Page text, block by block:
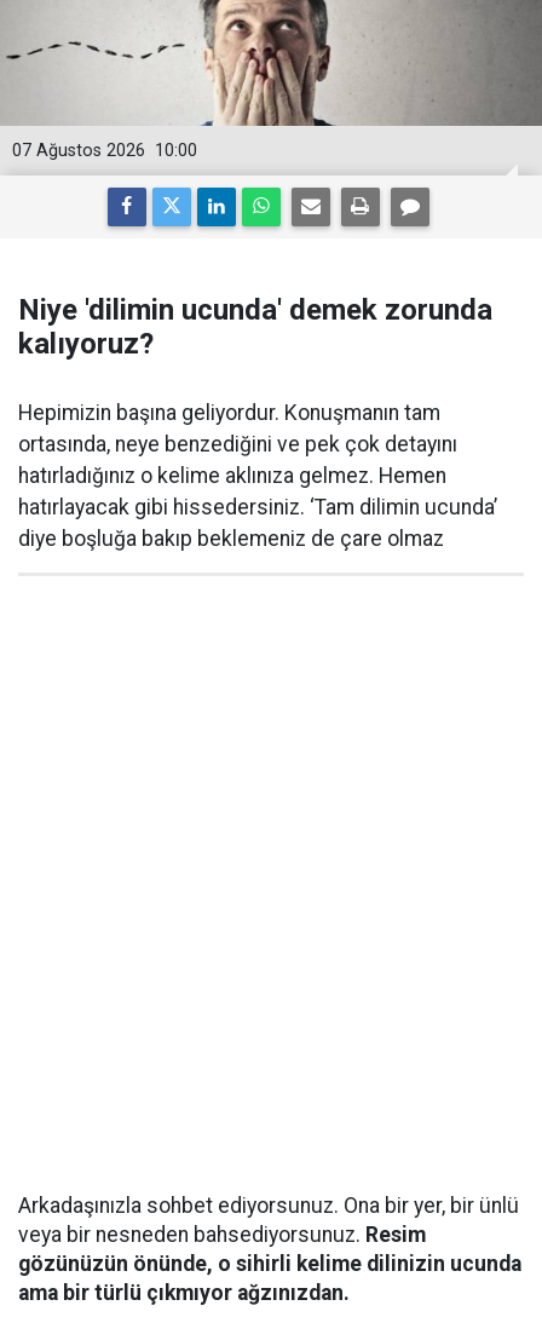
10:00
07 Ağustos 2026
Niye 'dilimin ucunda' demek zorunda
kalıyoruz?
Hepimizin başına geliyordur. Konuşmanın tam
ortasında, neye benzediğini ve pek çok detayını
hatırladığınız o kelime aklınıza gelmez. Hemen
hatırlayacak gibi hissedersiniz. ‘Tam dilimin ucunda’
diye boşluğa bakıp beklemeniz de çare olmaz
Arkadaşınızla sohbet ediyorsunuz. Ona bir yer, bir ünlü
veya bir nesneden bahsediyorsunuz. Resim
gözünüzün önünde, o sihirli kelime dilinizin ucunda
ama bir türlü çıkmıyor ağzınızdan.